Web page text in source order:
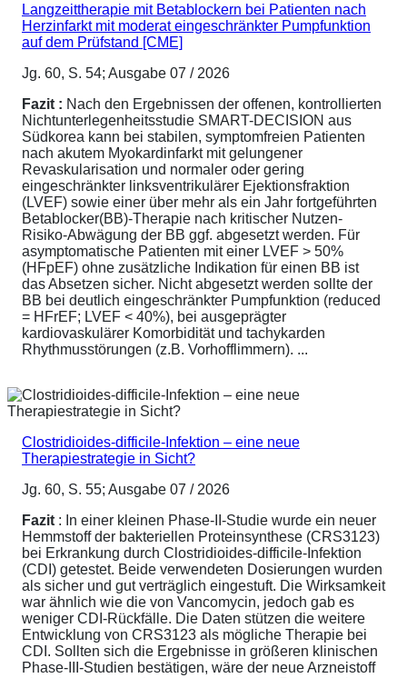
Langzeittherapie mit Betablockern bei Patienten nach
Herzinfarkt mit moderat eingeschränkter Pumpfunktion
auf dem Prüfstand [CME]
Jg. 60, S. 54; Ausgabe 07 / 2026
Fazit : Nach den Ergebnissen der offenen, kontrollierten
Nichtunterlegenheitsstudie SMART-DECISION aus
Südkorea kann bei stabilen, symptomfreien Patienten
nach akutem Myokardinfarkt mit gelungener
Revaskularisation und normaler oder gering
eingeschränkter linksventrikulärer Ejektionsfraktion
(LVEF) sowie einer über mehr als ein Jahr fortgeführten
Betablocker(BB)-Therapie nach kritischer Nutzen-
Risiko-Abwägung der BB ggf. abgesetzt werden. Für
asymptomatische Patienten mit einer LVEF > 50%
(HFpEF) ohne zusätzliche Indikation für einen BB ist
das Absetzen sicher. Nicht abgesetzt werden sollte der
BB bei deutlich eingeschränkter Pumpfunktion (reduced
= HFrEF; LVEF < 40%), bei ausgeprägter
kardiovaskulärer Komorbidität und tachykarden
Rhythmusstörungen (z.B. Vorhofflimmern). ...
Clostridioides-difficile-Infektion – eine neue
Therapiestrategie in Sicht?
Jg. 60, S. 55; Ausgabe 07 / 2026
Fazit : In einer kleinen Phase-II-Studie wurde ein neuer
Hemmstoff der bakteriellen Proteinsynthese (CRS3123)
bei Erkrankung durch Clostridioides-difficile-Infektion
(CDI) getestet. Beide verwendeten Dosierungen wurden
als sicher und gut verträglich eingestuft. Die Wirksamkeit
war ähnlich wie die von Vancomycin, jedoch gab es
weniger CDI-Rückfälle. Die Daten stützen die weitere
Entwicklung von CRS3123 als mögliche Therapie bei
CDI. Sollten sich die Ergebnisse in größeren klinischen
Phase-III-Studien bestätigen, wäre der neue Arzneistoff